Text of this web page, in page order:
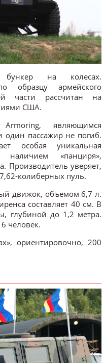
бункер на колесах.
образцу армейского
части рассчитан на
США.
являющимся
один пассажир не погиб.
особая уникальная
наличием «панциря»,
Производитель уверяет,
колиберных пуль.
движок, объемом 6,7 л.
составляет 40 см. В
глубиной до 1,2 метра.
человек.
ориентировочно, 200